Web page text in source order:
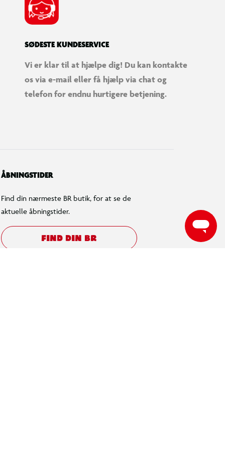
SØDESTE KUNDESERVICE
Vi er klar til at hjælpe dig! Du kan kontakte
os via e-mail eller få hjælp via chat og
telefon for endnu hurtigere betjening.
ÅBNINGSTIDER
Find din nærmeste BR butik, for at se de
aktuelle åbningstider.
FIND DIN BR